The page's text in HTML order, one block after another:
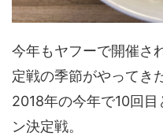
今年もヤフーで開催さ
定戦の季節がやってき
2018年の今年で10回
ン決定戦。